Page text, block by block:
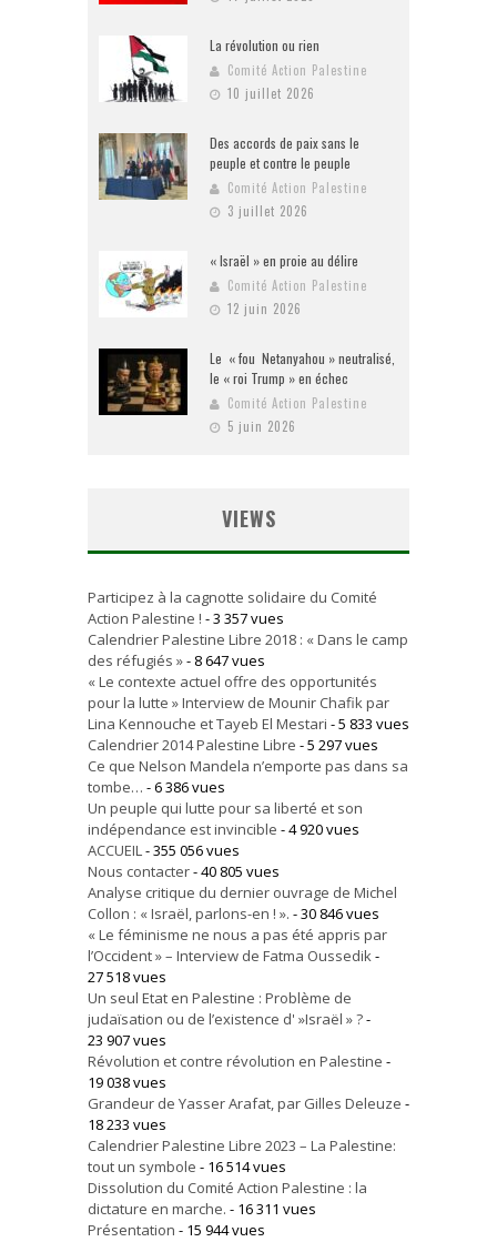
La révolution ou rien
Comité Action Palestine
10 juillet 2026
Des accords de paix sans le
peuple et contre le peuple
Comité Action Palestine
3 juillet 2026
« Israël » en proie au délire
Comité Action Palestine
12 juin 2026
Le « fou Netanyahou » neutralisé,
le « roi Trump » en échec
Comité Action Palestine
5 juin 2026
VIEWS
Participez à la cagnotte solidaire du Comité
Action Palestine ! - 3 357 vues
Calendrier Palestine Libre 2018 : « Dans le camp
des réfugiés »- 8 647 vues
« Le contexte actuel offre des opportunités
pour la lutte » Interview de Mounir Chafik par
Lina Kennouche et Tayeb El Mestari - 5 833 vues
Calendrier 2014 Palestine Libre - 5 297 vues
Ce que Nelson Mandela n’emporte pas dans sa
tombe… - 6 386 vues
Un peuple qui lutte pour sa liberté et son
indépendance est invincible - 4 920 vues
ACCUEIL- 355 056 vues
Nous contacter- 40 805 vues
Analyse critique du dernier ouvrage de Michel
Collon : « Israël, parlons-en ! ». - 30 846 vues
« Le féminisme ne nous a pas été appris par
l’Occident » – Interview de Fatma Oussedik-
27 518 vues
Un seul Etat en Palestine : Problème de
judaïsation ou de l’existence d' »Israël » ?-
23 907 vues
Révolution et contre révolution en Palestine -
19 038 vues
Grandeur de Yasser Arafat, par Gilles Deleuze -
18 233 vues
Calendrier Palestine Libre 2023 – La Palestine:
tout un symbole - 16 514 vues
Dissolution du Comité Action Palestine : la
dictature en marche. - 16 311 vues
Présentation - 15 944 vues